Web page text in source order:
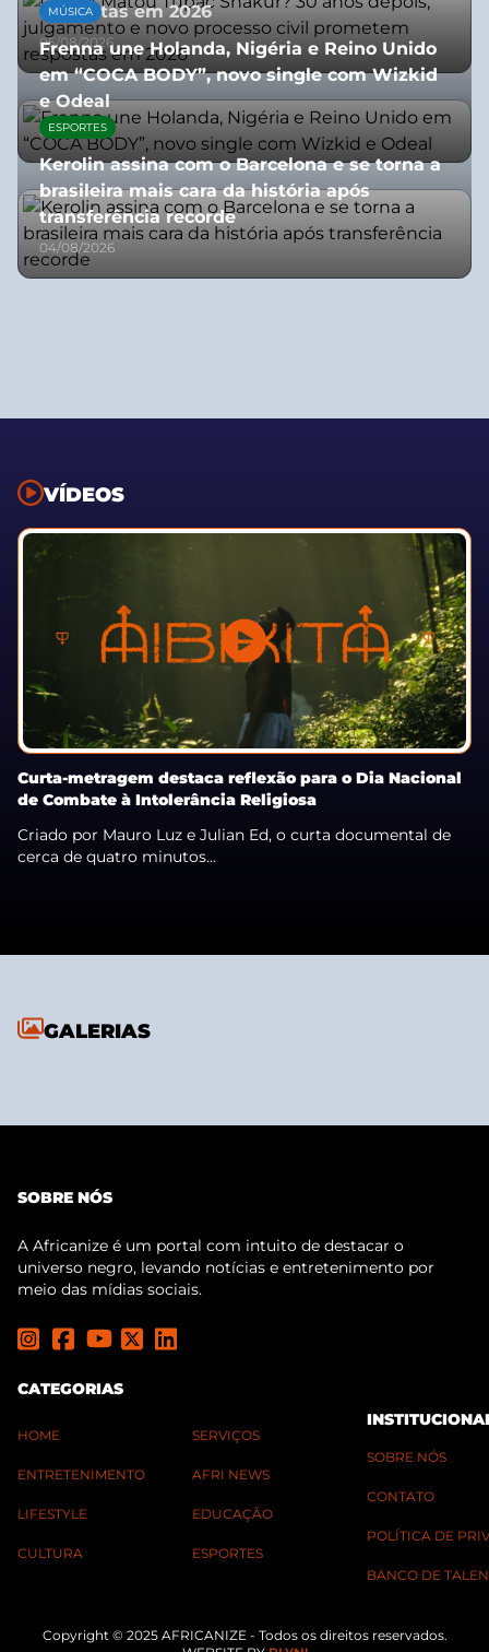
respostas em 2026
05/08/2026
MÚSICA
Frenna une Holanda, Nigéria e Reino Unido
em “COCA BODY”, novo single com Wizkid
e Odeal
07/07/2026
ESPORTES
Kerolin assina com o Barcelona e se torna a
brasileira mais cara da história após
transferência recorde
04/08/2026
VÍDEOS
Curta-metragem destaca reflexão para o Dia Nacional
de Combate à Intolerância Religiosa
Criado por Mauro Luz e Julian Ed, o curta documental de
cerca de quatro minutos...
GALERIAS
SOBRE NÓS
A Africanize é um portal com intuito de destacar o
universo negro, levando notícias e entretenimento por
meio das mídias sociais.
CATEGORIAS
HOME
ENTRETENIMENTO
LIFESTYLE
CULTURA
SERVIÇOS
AFRI NEWS
EDUCAÇÃO
ESPORTES
SOBRE NÓS
CONTATO
POLÍTICA DE
BANCO DE
Copyright © 2025 AFRICANIZE - Todos os direitos reservados.